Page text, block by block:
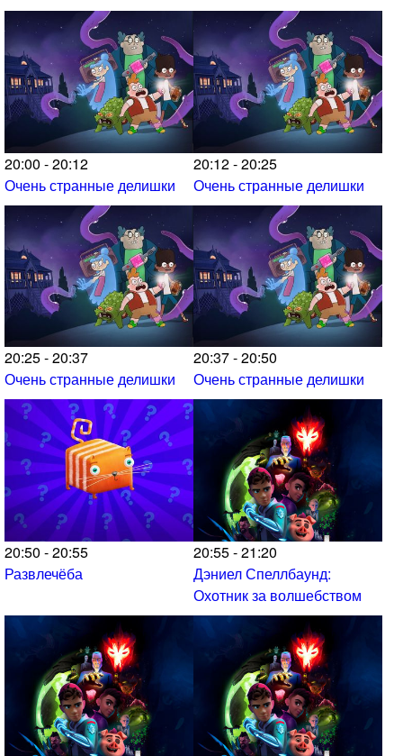
20:00 - 20:12
Очень странные делишки
20:12 - 20:25
Очень странные делишки
20:25 - 20:37
Очень странные делишки
20:37 - 20:50
Очень странные делишки
20:50 - 20:55
Развлечёба
20:55 - 21:20
Дэниел Спеллбаунд:
Охотник за волшебством